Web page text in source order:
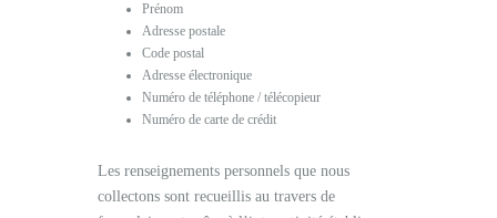
Prénom
Adresse postale
Code postal
Adresse électronique
Numéro de téléphone / télécopieur
Numéro de carte de crédit
Les renseignements personnels que nous
collectons sont recueillis au travers de